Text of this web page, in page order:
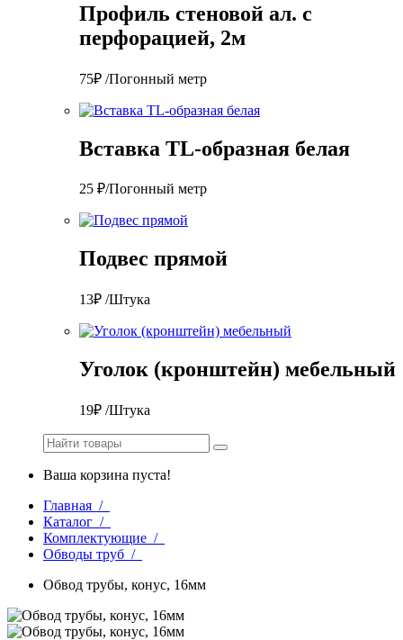
Профиль стеновой ал. с
перфорацией, 2м
75₽ /Погонный метр
Вставка TL-образная белая
25 ₽/Погонный метр
Подвес прямой
13₽ /Штука
Уголок (кронштейн) мебельный
19₽ /Штука
Ваша корзина пуста!
Главная /
Каталог /
Комплектующие /
Обводы труб /
Обвод трубы, конус, 16мм